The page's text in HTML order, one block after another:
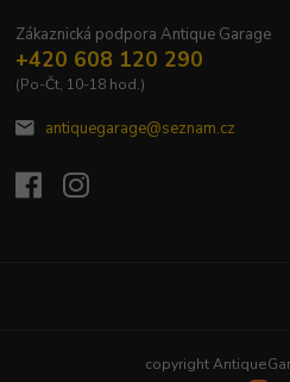
Zákaznická podpora Antique Garage
+420 608 120 290
(Po-Čt, 10-18 hod.)
antiquegarage@seznam.cz
copyright